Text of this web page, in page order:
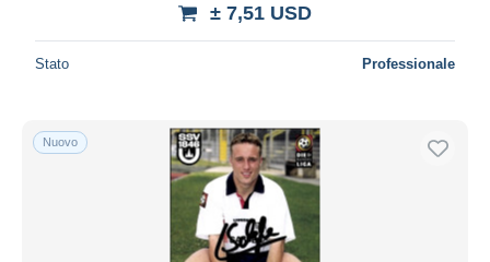
± 7,51 USD
Stato Professionale
Nuovo